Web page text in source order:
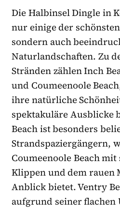
Die Halbinsel Dingle in
nur einige der
sondern auch
Naturlandschaften. Zu
Stränden zählen Inch
und Coumeenoole
ihre natürliche
spektakuläre Ausblicke
Beach ist besonders
Strandspaziergängern,
Coumeenoole Beach
Klippen und dem rauen
Anblick bietet. Ventry
aufgrund seiner flachen